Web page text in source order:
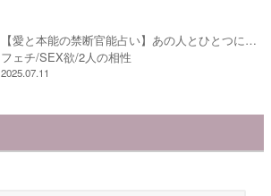
【愛と本能の禁断官能占い】あの人とひとつに…
フェチ/SEX欲/2人の相性
2025.07.11